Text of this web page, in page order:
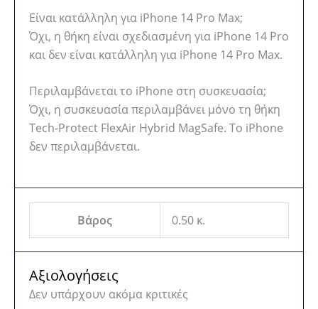
Είναι κατάλληλη για iPhone 14 Pro Max;
Όχι, η θήκη είναι σχεδιασμένη για iPhone 14 Pro
και δεν είναι κατάλληλη για iPhone 14 Pro Max.
Περιλαμβάνεται το iPhone στη συσκευασία;
Όχι, η συσκευασία περιλαμβάνει μόνο τη θήκη
Tech-Protect FlexAir Hybrid MagSafe. Το iPhone
δεν περιλαμβάνεται.
Βάρος 0.50 κ.
Αξιολογήσεις
Δεν υπάρχουν ακόμα κριτικές